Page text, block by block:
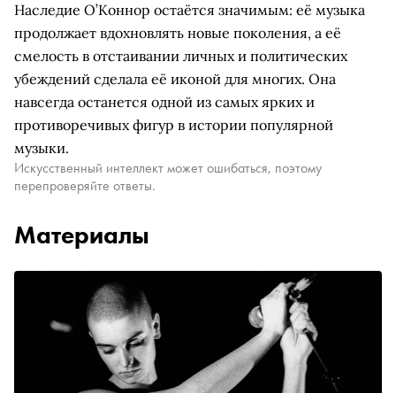
Наследие О’Коннор остаётся значимым: её музыка
продолжает вдохновлять новые поколения, а её
смелость в отстаивании личных и политических
убеждений сделала её иконой для многих. Она
навсегда останется одной из самых ярких и
противоречивых фигур в истории популярной
музыки.
Искусственный интеллект может ошибаться, поэтому
перепроверяйте ответы.
Материалы